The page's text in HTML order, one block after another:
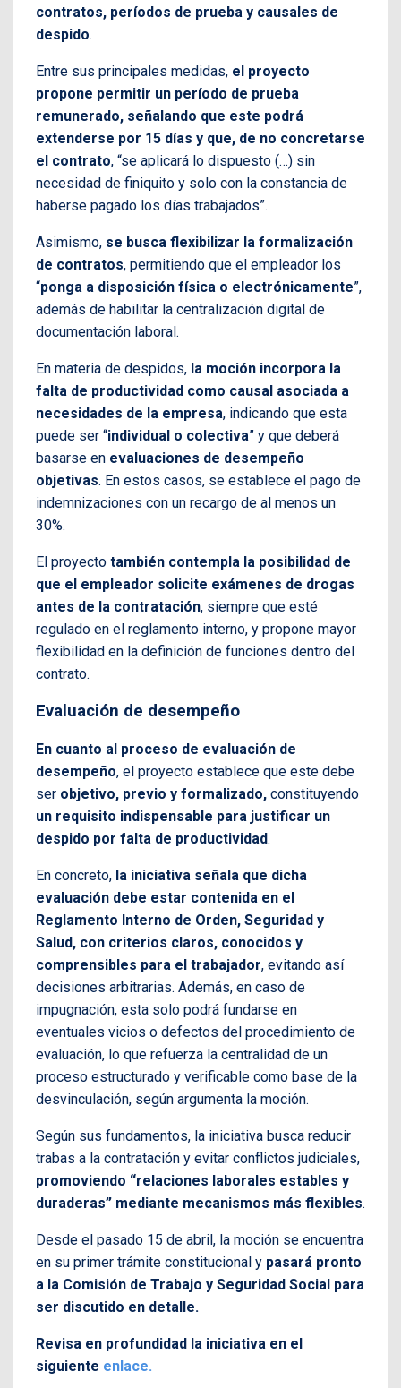
contratos, períodos de prueba y causales de
despido.
Entre sus principales medidas, el proyecto
propone permitir un período de prueba
remunerado, señalando que este podrá
extenderse por 15 días y que, de no concretarse
el contrato, “se aplicará lo dispuesto (…) sin
necesidad de finiquito y solo con la constancia de
haberse pagado los días trabajados”.
Asimismo, se busca flexibilizar la formalización
de contratos, permitiendo que el empleador los
“ponga a disposición física o electrónicamente”,
además de habilitar la centralización digital de
documentación laboral.
En materia de despidos, la moción incorpora la
falta de productividad como causal asociada a
necesidades de la empresa, indicando que esta
puede ser “individual o colectiva” y que deberá
basarse en evaluaciones de desempeño
objetivas. En estos casos, se establece el pago de
indemnizaciones con un recargo de al menos un
30%.
El proyecto también contempla la posibilidad de
que el empleador solicite exámenes de drogas
antes de la contratación, siempre que esté
regulado en el reglamento interno, y propone mayor
flexibilidad en la definición de funciones dentro del
contrato.
Evaluación de desempeño
En cuanto al proceso de evaluación de
desempeño, el proyecto establece que este debe
ser objetivo, previo y formalizado, constituyendo
un requisito indispensable para justificar un
despido por falta de productividad.
En concreto, la iniciativa señala que dicha
evaluación debe estar contenida en el
Reglamento Interno de Orden, Seguridad y
Salud, con criterios claros, conocidos y
comprensibles para el trabajador, evitando así
decisiones arbitrarias. Además, en caso de
impugnación, esta solo podrá fundarse en
eventuales vicios o defectos del procedimiento de
evaluación, lo que refuerza la centralidad de un
proceso estructurado y verificable como base de la
desvinculación, según argumenta la moción.
Según sus fundamentos, la iniciativa busca reducir
trabas a la contratación y evitar conflictos judiciales,
promoviendo “relaciones laborales estables y
duraderas” mediante mecanismos más flexibles.
Desde el pasado 15 de abril, la moción se encuentra
en su primer trámite constitucional y pasará pronto
a la Comisión de Trabajo y Seguridad Social para
ser discutido en detalle.
Revisa en profundidad la iniciativa en el
siguiente enlace.